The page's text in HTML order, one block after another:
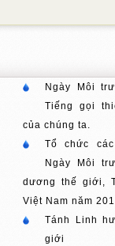
Ngày Môi
Tiếng gọi
của chúng ta.
Tổ chức
Ngày Môi
dương thế giới,
Việt Nam năm
Tánh Linh
giới